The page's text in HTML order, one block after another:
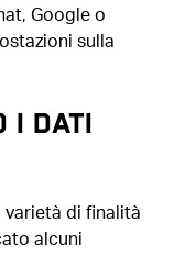
Google o
sulla
I DATI
di finalità
alcuni